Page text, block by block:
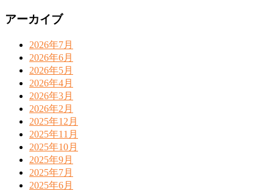
アーカイブ
2026年7月
2026年6月
2026年5月
2026年4月
2026年3月
2026年2月
2025年12月
2025年11月
2025年10月
2025年9月
2025年7月
2025年6月